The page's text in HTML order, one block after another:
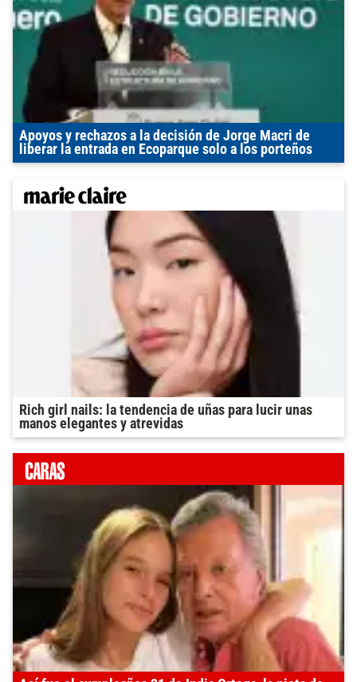
Apoyos y rechazos a la decisión de Jorge Macri de
liberar la entrada en Ecoparque solo a los porteños
Rich girl nails: la tendencia de uñas para lucir unas
manos elegantes y atrevidas